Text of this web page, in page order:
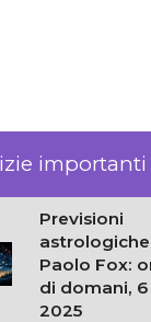
importanti
Previsioni
Paolo Fox:
di domani,
2025